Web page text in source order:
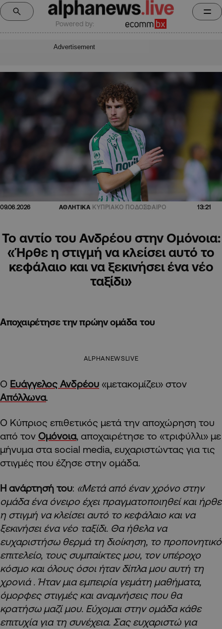
Powered by:
Advertisement
09.06.2026 ΑΘΛΗΤΙΚΑ ΚΥΠΡΙΑΚΟ ΠΟΔΟΣΦΑΙΡΟ 13:21
Το αντίο του Ανδρέου στην Ομόνοια:
«Ήρθε η στιγμή να κλείσει αυτό το
κεφάλαιο και να ξεκινήσει ένα νέο
ταξίδι»
Αποχαιρέτησε την πρώην ομάδα του
ALPHANEWSLIVE
Ο Ευάγγελος Ανδρέου «μετακομίζει» στον
Απόλλωνα.
Ο Κύπριος επιθετικός μετά την αποχώρηση του
από τον Ομόνοια, αποχαιρέτησε το «τριφύλλι» με
μήνυμα στα social media, ευχαριστώντας για τις
στιγμές που έζησε στην ομάδα.
Η ανάρτησή του: «Μετά από έναν χρόνο στην
ομάδα ένα όνειρο έχει πραγματοποιηθεί και ήρθε
η στιγμή να κλείσει αυτό το κεφάλαιο και να
ξεκινήσει ένα νέο ταξίδι. Θα ήθελα να
ευχαριστήσω θερμά τη διοίκηση, το προπονητικό
επιτελείο, τους συμπαίκτες μου, τον υπέροχο
κόσμο και όλους όσοι ήταν δίπλα μου αυτή τη
χρονιά . Ήταν μια εμπειρία γεμάτη μαθήματα,
όμορφες στιγμές και αναμνήσεις που θα
κρατήσω μαζί μου. Εύχομαι στην ομάδα κάθε
επιτυχία για τη συνέχεια. Σας ευχαριστώ για